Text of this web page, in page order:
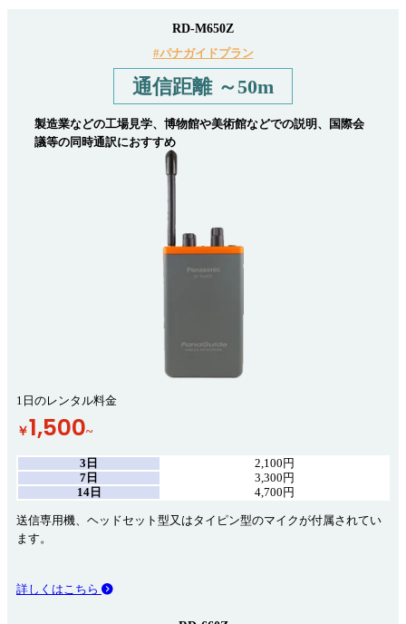
RD-M650Z
#パナガイドプラン
通信距離 ～50m
製造業などの工場見学、博物館や美術館などでの説明、国際会
議等の同時通訳におすすめ
1日のレンタル料金
￥1,500~
3日
2,100円
7日
3,300円
14日
4,700円
送信専用機、ヘッドセット型又はタイピン型のマイクが付属されてい
ます。
詳しくはこちら